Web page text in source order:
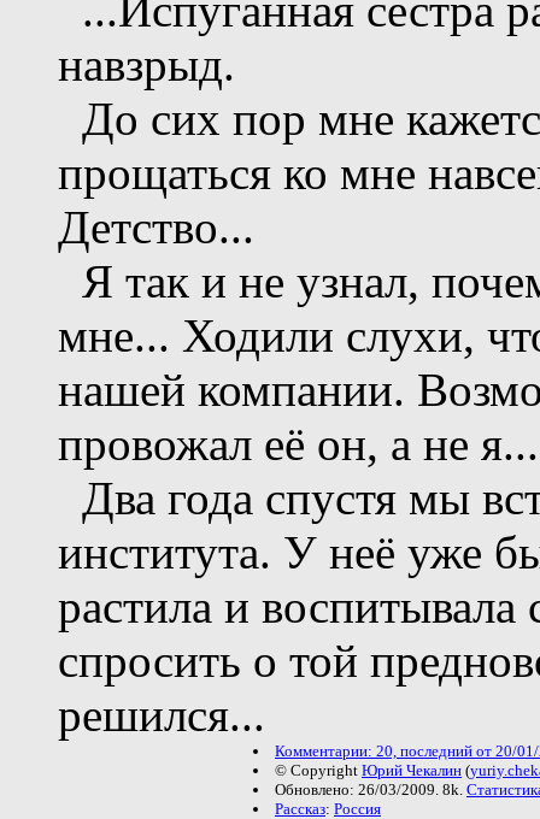
навзрыд.
До сих пор мне
прощаться ко мне
Детство...
Я так и не узнал,
мне... Ходили слухи,
нашей компании.
провожал её он, а не
Два года спустя мы
института. У неё уже
растила и
спросить о той
решился...
Комментарии: 20, последний от 20/
© Copyright Юрий Чекалин (
Обновлено: 26/03/2009. 8k.
Рассказ: Россия